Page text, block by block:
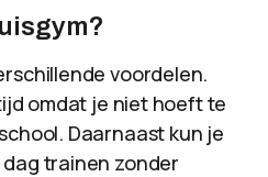
voordelen.
omdat je niet hoeft te
Daarnaast kun je
dag trainen zonder